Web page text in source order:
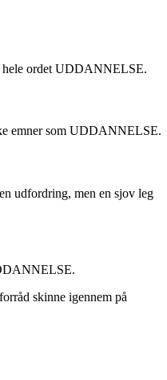
hele ordet UDDANNELSE.
emner som UDDANNELSE.
udfordring, men en sjov leg
skinne igennem på